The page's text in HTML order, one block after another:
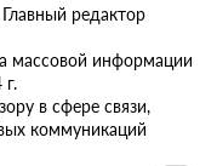
редактор
массовой информации
в сфере связи,
коммуникаций